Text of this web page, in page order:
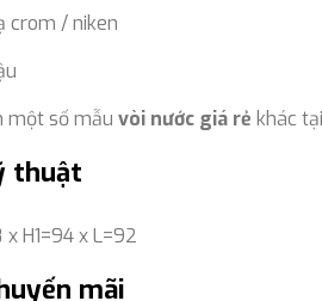
crom / niken
một số mẫu vòi nước giá rẻ khác
thuật
x H1=94 x L=92
mãi